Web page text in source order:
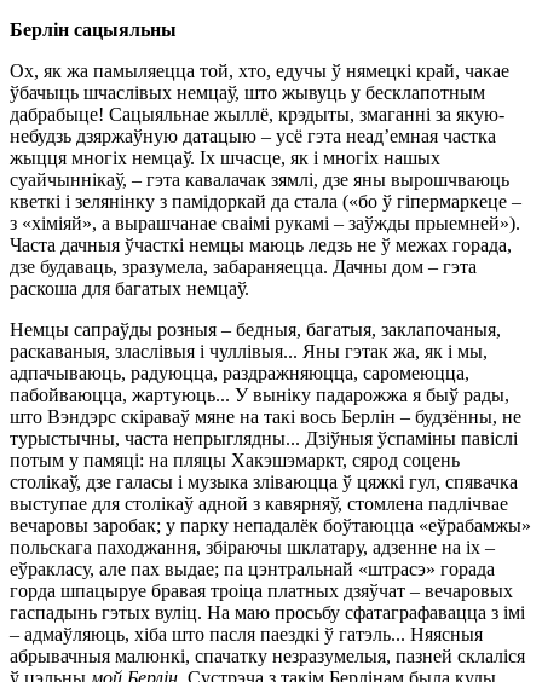
Берлін сацыяльны
Ох, як жа памыляецца той, хто, едучы ў нямецкі край, чакае
ўбачыць шчаслівых немцаў, што жывуць у бесклапотным
дабрабыце! Сацыяльнае жыллё, крэдыты, змаганні за якую-
небудзь дзяржаўную датацыю – усё гэта неад’емная частка
жыцця многіх немцаў. Іх шчасце, як і многіх нашых
суайчыннікаў, – гэта кавалачак зямлі, дзе яны вырошчваюць
кветкі і зелянінку з памідоркай да стала («бо ў гіпермаркеце –
з «хіміяй», а вырашчанае сваімі рукамі – заўжды прыемней»).
Часта дачныя ўчасткі немцы маюць ледзь не ў межах горада,
дзе будаваць, зразумела, забараняецца. Дачны дом – гэта
раскоша для багатых немцаў.
Немцы сапраўды розныя – бедныя, багатыя, заклапочаныя,
раскаваныя, зласлівыя і чуллівыя... Яны гэтак жа, як і мы,
адпачываюць, радуюцца, раздражняюцца, саромеюцца,
пабойваюцца, жартуюць... У выніку падарожжа я быў рады,
што Вэндэрс скіраваў мяне на такі вось Берлін – будзённы, не
турыстычны, часта непрыглядны... Дзіўныя ўспаміны павіслі
потым у памяці: на пляцы Хакэшэмаркт, сярод соцень
столікаў, дзе галасы і музыка зліваюцца ў цяжкі гул, спявачка
выступае для столікаў адной з кавярняў, стомлена падлічвае
вечаровы заробак; у парку непадалёк боўтаюцца «еўрабамжы»
польскага паходжання, збіраючы шклатару, адзенне на іх –
еўракласу, але пах выдае; па цэнтральнай «штрасэ» горада
горда шпацыруе бравая троіца платных дзяўчат – вечаровых
гаспадынь гэтых вуліц. На маю просьбу сфатаграфавацца з імі
– адмаўляюць, хіба што пасля паездкі ў гатэль... Няясныя
абрывачныя малюнкі, спачатку незразумелыя, пазней склаліся
ў цэльны мой Берлін . Сустрэча з такім Берлінам была куды